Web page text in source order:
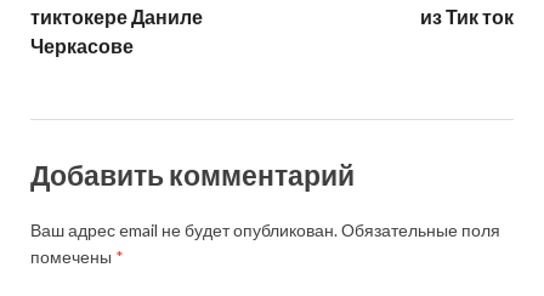
тиктокере Даниле
Черкасове
из Тик ток
Добавить комментарий
Ваш адрес email не будет опубликован.Обязательные поля
помечены *